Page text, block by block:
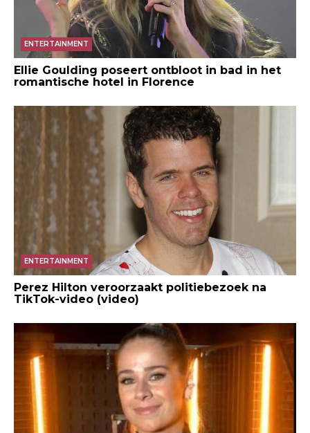
ENTERTAINMENT
Ellie Goulding poseert ontbloot in bad in het
romantische hotel in Florence
ENTERTAINMENT
Perez Hilton veroorzaakt politiebezoek na
TikTok-video (video)